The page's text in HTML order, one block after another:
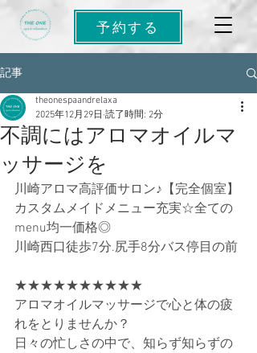
予約する
記事
不調にはアロマオイルマ
ッサージを
theonespaandrelaxa
2025年12月29日 読了時間: 2分
川崎アロマ高評価サロン♪【完全個室】
カスタムメイドメニュー充実☆全ての
menu均一価格◎
川崎西口徒歩7分.尻手8分バス停目の前
★★★★★★★★★★
アロマオイルマッサージで心と体の疲
れをとりませんか？
日々の忙しさの中で、知らず知らずの